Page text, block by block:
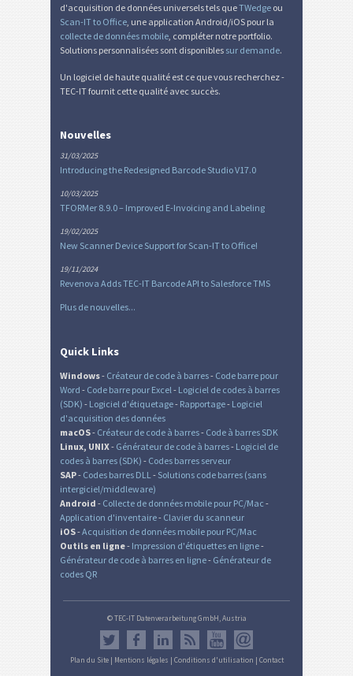
d'acquisition de données universels tels queTWedge ou
Scan-IT to Office , une application Android/iOS pour la
collecte de données mobile , compléter notre portfolio.
Solutions personnalisées sont disponibles sur demande.
Un logiciel de haute qualité est ce que vous recherchez -
TEC-IT fournit cette qualité avec succès.
Nouvelles
31/03/2025
Introducing the Redesigned Barcode Studio V17.0
10/03/2025
TFORMer 8.9.0 – Improved E-Invoicing and Labeling
19/02/2025
New Scanner Device Support for Scan-IT to Office!
19/11/2024
Revenova Adds TEC-IT Barcode API to Salesforce TMS
Plus de nouvelles...
Quick Links
Windows- Créateur de code à barres- Code barre pour
Word - Code barre pour Excel - Logiciel de codes à barres
(SDK) - Logiciel d'étiquetage- Rapportage- Logiciel
d'acquisition des données
macOS- Créateur de code à barres- Code à barres SDK
Linux, UNIX- Générateur de code à barres- Logiciel de
codes à barres (SDK) - Codes barres serveur
SAP- Codes barres DLL - Solutions code barres (sans
intergiciel/middleware)
Android - Collecte de données mobile pour PC/Mac -
Application d'inventaire- Clavier du scanneur
iOS-Acquisition de données mobile pour PC/Mac
Outils en ligne- Impression d'étiquettes en ligne-
Générateur de code à barres en ligne- Générateur de
codes QR
© TEC-IT Datenverarbeitung GmbH, Austria
Plan du Site| Mentions légales | Conditions d'utilisation | Contact